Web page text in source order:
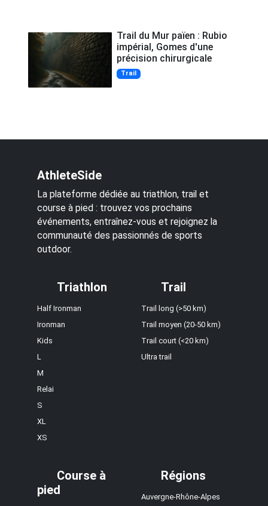
Trail du Mur païen : Rubio
impérial, Gomes d'une
précision chirurgicale
Trail
AthleteSide
La plateforme dédiée au triathlon, trail et
course à pied : trouvez vos prochains
événements, entraînez-vous et rejoignez la
communauté des passionnés de sports
outdoor.
Triathlon
Half Ironman
Ironman
Kids
L
M
Relai
S
XL
XS
Trail
Trail long (>50 km)
Trail moyen (20-50 km)
Trail court (<20 km)
Ultra trail
Course à
pied
Régions
Auvergne-Rhône-Alpes